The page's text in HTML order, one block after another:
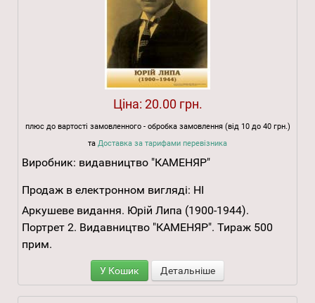
Ціна: 20.00 грн.
плюс до вартості замовленного - обробка замовлення (від 10 до 40 грн.)
та Доставка за тарифами перевізника
Виробник: видавництво "КАМЕНЯР"
Продаж в електронном вигляді: НІ
Аркушеве видання. Юрій Липа (1900-1944).
Портрет 2. Видавництво "КАМЕНЯР". Тираж 500
прим.
У Кошик Детальніше